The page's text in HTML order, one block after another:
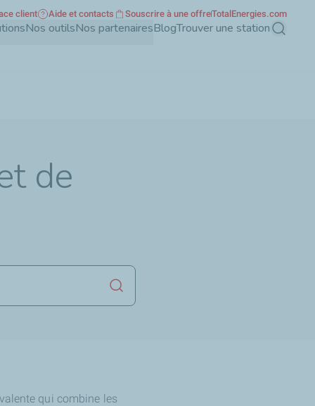
Nos outilsNos partenairesBlogTrouver une station
client Aide et contacts Souscrire à une offreTotalEnergies.com
de
Lancer la recherche
qui combine les